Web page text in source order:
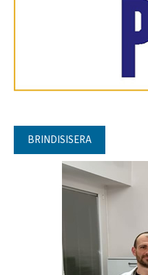
BRINDISISERA